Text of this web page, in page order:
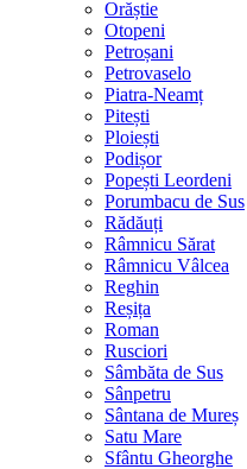
Orăștie
Otopeni
Petroșani
Petrovaselo
Piatra-Neamț
Pitești
Ploiești
Podișor
Popești Leordeni
Porumbacu de Sus
Rădăuți
Râmnicu Sărat
Râmnicu Vâlcea
Reghin
Reșița
Roman
Rusciori
Sâmbăta de Sus
Sânpetru
Sântana de Mureș
Satu Mare
Sfântu Gheorghe